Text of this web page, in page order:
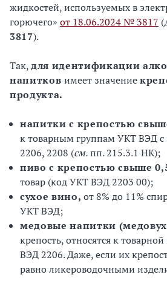
жидкостей, используемых в
горючего» от 18.06.2024 № 3817 (
3817).
Так,для идентификации
напитков имеет значение
продукта.
напитки с крепостью
к товарным группам УКТ ВЭД с
2206, 2208 (см.пп. 215.3.1 НК);
пиво с крепостью свыше
товар (код УКТ ВЭД 2203 00);
сухое вино, от 8% до 11%
УКТ ВЭД;
медовые напитки
крепость, относятся к
ВЭД 2206. Даже, если их
равно ликероводочными